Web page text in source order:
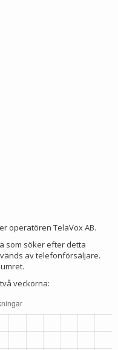
operatören TelaVox AB.
som söker efter detta
av telefonförsäljare.
veckorna: